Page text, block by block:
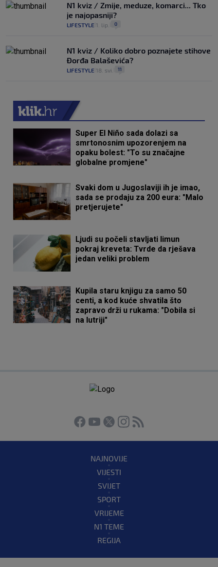
N1 kviz / Zmije, meduze, komarci... Tko
je najopasniji?
LIFESTYLE 1. lip. 0
N1 kviz / Koliko dobro poznajete stihove
Đorđa Balaševića?
LIFESTYLE 18. svi. 11
Super El Niño sada dolazi sa
smrtonosnim upozorenjem na
opaku bolest: "To su značajne
globalne promjene"
Svaki dom u Jugoslaviji ih je imao,
sada se prodaju za 200 eura: "Malo
pretjerujete"
Ljudi su počeli stavljati limun
pokraj kreveta: Tvrde da rješava
jedan veliki problem
Kupila staru knjigu za samo 50
centi, a kod kuće shvatila što
zapravo drži u rukama: "Dobila si
na lutriji"
NAJNOVIJE
VIJESTI
SVIJET
SPORT
VRIJEME
N1 TEME
REGIJA